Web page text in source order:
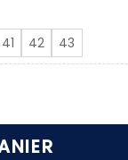
41 42 43
en cuir